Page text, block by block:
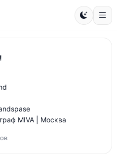
MIVA | Москва